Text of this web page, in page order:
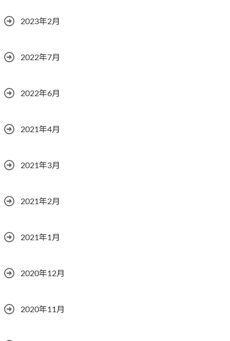
2023年2月
2022年7月
2022年6月
2021年4月
2021年3月
2021年2月
2021年1月
2020年12月
2020年11月